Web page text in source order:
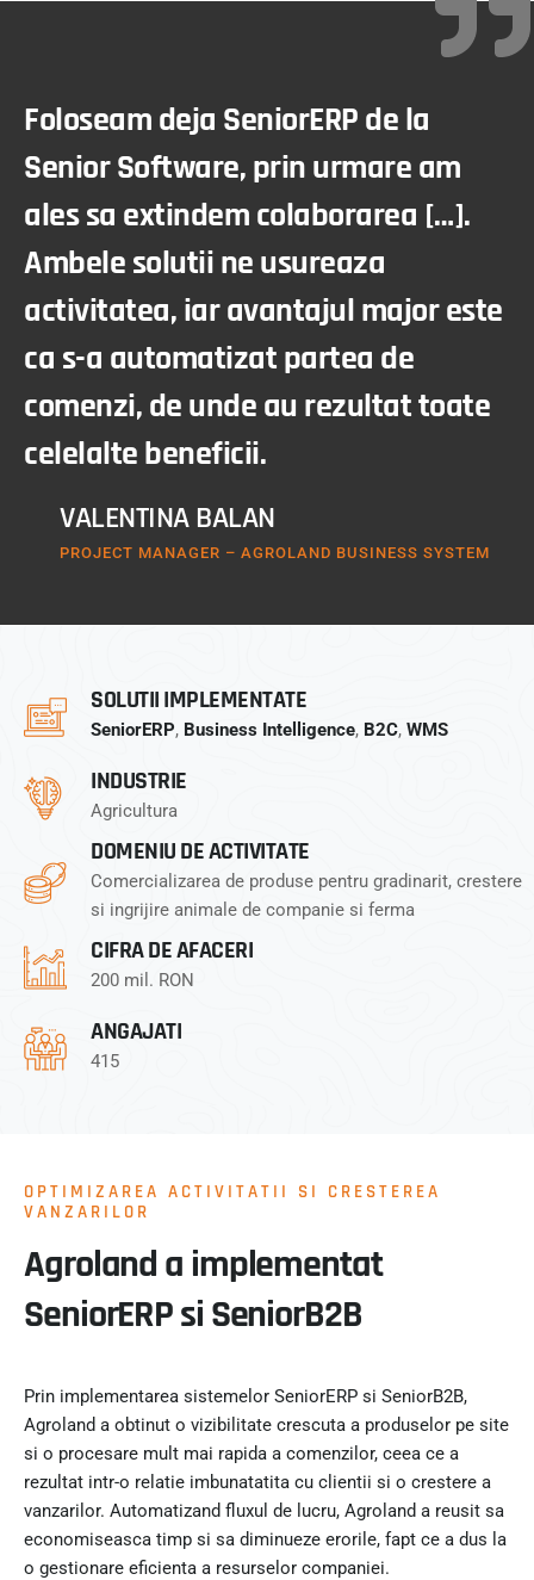
Foloseam deja SeniorERP de la
Senior Software, prin urmare am
ales sa extindem colaborarea […].
Ambele solutii ne usureaza
activitatea, iar avantajul major este
ca s-a automatizat partea de
comenzi, de unde au rezultat toate
celelalte beneficii.
VALENTINA BALAN
PROJECT MANAGER – AGROLAND BUSINESS SYSTEM
SOLUTII IMPLEMENTATE
SeniorERP, Business Intelligence, B2C, WMS
INDUSTRIE
Agricultura
DOMENIU DE ACTIVITATE
Comercializarea de produse pentru gradinarit, crestere
si ingrijire animale de companie si ferma
CIFRA DE AFACERI
200 mil. RON
ANGAJATI
415
OPTIMIZAREA ACTIVITATII SI CRESTEREA
VANZARILOR
Agroland a implementat
SeniorERP si SeniorB2B
Prin implementarea sistemelor SeniorERP si SeniorB2B,
Agroland a obtinut o vizibilitate crescuta a produselor pe site
si o procesare mult mai rapida a comenzilor, ceea ce a
rezultat intr-o relatie imbunatatita cu clientii si o crestere a
vanzarilor. Automatizand fluxul de lucru, Agroland a reusit sa
economiseasca timp si sa diminueze erorile, fapt ce a dus la
o gestionare eficienta a resurselor companiei.